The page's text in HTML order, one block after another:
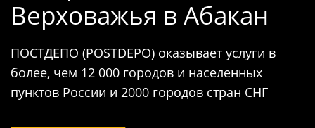
Верховажья в Абакан
ПОСТДЕПО (POSTDEPO) оказывает услуги в
более, чем 12 000 городов и населенных
пунктов России и 2000 городов стран СНГ